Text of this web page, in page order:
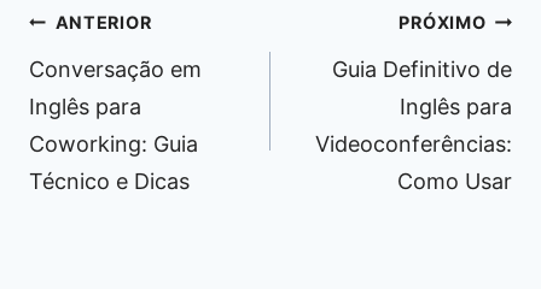
Navegação
de
Post
ANTERIOR
Conversação em
Inglês para
Coworking: Guia
Técnico e Dicas
PRÓXIMO
Guia Definitivo de
Inglês para
Videoconferências:
Como Usar